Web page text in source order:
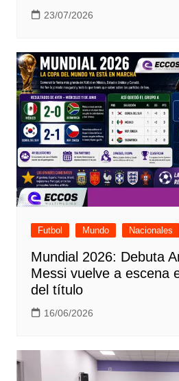
23/07/2026
Futbol Mundo Nacionales
Mundial 2026: Debuta
Messi vuelve a escena
del título
16/06/2026